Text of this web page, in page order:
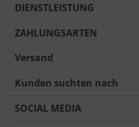
DIENSTLEISTUNG
ZAHLUNGSARTEN
Versand
Kunden suchten nach
SOCIAL MEDIA